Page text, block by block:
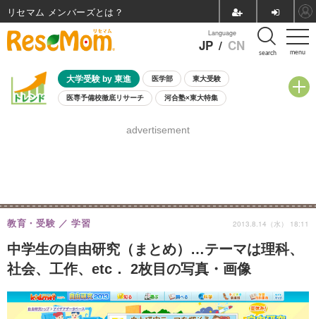
menu
Language
JP / CN search
大学受験 by 東進 医学部 東大受験
医専予備校徹底リサーチ 河合塾×東大特集
8月開催学校説明会・相談会
advertisement
中学生の自由研究（まとめ）…テーマは理科、
社会、工作、etc． 2枚目の写真・画像
教育・受験 学習 2013.8.14（水） 18:11
リセマム メンバーズ